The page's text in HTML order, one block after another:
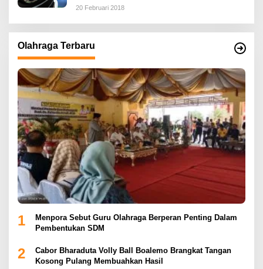
20 Februari 2018
Olahraga Terbaru
1
Menpora Sebut Guru Olahraga Berperan Penting Dalam
Pembentukan SDM
2
Cabor Bharaduta Volly Ball Boalemo Brangkat Tangan
Kosong Pulang Membuahkan Hasil